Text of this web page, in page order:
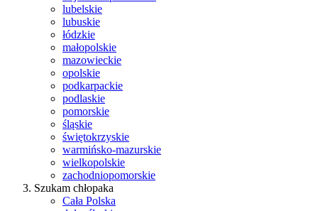
lubelskie
lubuskie
łódzkie
małopolskie
mazowieckie
opolskie
podkarpackie
podlaskie
pomorskie
śląskie
świętokrzyskie
warmińsko-mazurskie
wielkopolskie
zachodniopomorskie
Szukam chłopaka
Cała Polska